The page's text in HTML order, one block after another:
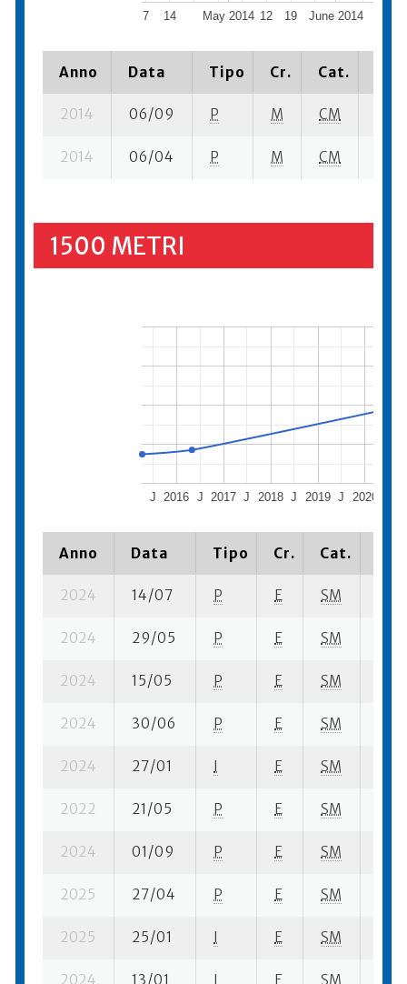
May 2014 June 2014
7 14 12 19
Anno Data Tipo Cr. Cat.
2014 06/09 P M CM
2014 06/04 P M CM
1500 METRI
2016 2017 2018 2019 2020
J J J J J
Anno Data Tipo Cr. Cat.
2024 14/07 P E SM
2024 29/05 P E SM
2024 15/05 P E SM
2024 30/06 P E SM
2024 27/01 I E SM
2022 21/05 P E SM
2024 01/09 P E SM
2025 27/04 P E SM
2025 25/01 I E SM
2024 13/01 I E SM